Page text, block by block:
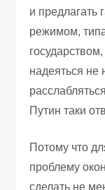
и предлагать
режимом,
надеяться не
Путин таки
Потому что
проблему
сделать не